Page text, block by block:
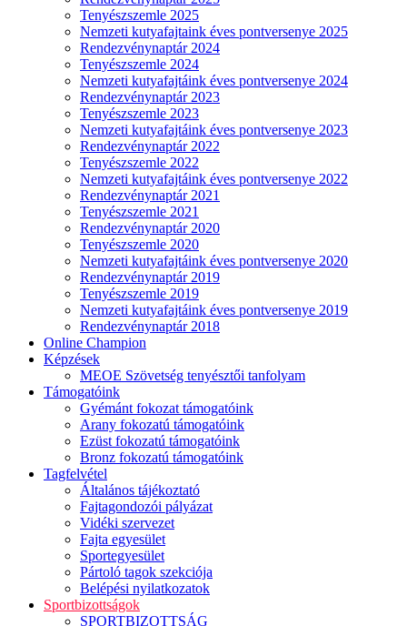
Tenyészszemle 2025
Nemzeti kutyafajtaink éves pontversenye 2025
Rendezvénynaptár 2024
Tenyészszemle 2024
Nemzeti kutyafajtáink éves pontversenye 2024
Rendezvénynaptár 2023
Tenyészszemle 2023
Nemzeti kutyafajtáink éves pontversenye 2023
Rendezvénynaptár 2022
Tenyészszemle 2022
Nemzeti kutyafajtáink éves pontversenye 2022
Rendezvénynaptár 2021
Tenyészszemle 2021
Rendezvénynaptár 2020
Tenyészszemle 2020
Nemzeti kutyafajtáink éves pontversenye 2020
Rendezvénynaptár 2019
Tenyészszemle 2019
Nemzeti kutyafajtáink éves pontversenye 2019
Rendezvénynaptár 2018
Online Champion
Képzések
MEOE Szövetség tenyésztői tanfolyam
Támogatóink
Gyémánt fokozat támogatóink
Arany fokozatú támogatóink
Ezüst fokozatú támogatóink
Bronz fokozatú támogatóink
Tagfelvétel
Általános tájékoztató
Fajtagondozói pályázat
Vidéki szervezet
Fajta egyesület
Sportegyesület
Pártoló tagok szekciója
Belépési nyilatkozatok
Sportbizottságok
SPORTBIZOTTSÁG